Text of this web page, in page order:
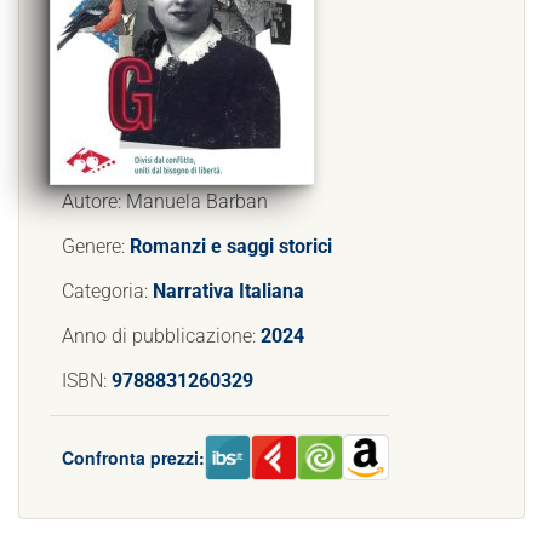
Autore: Manuela Barban
Genere: Romanzi e saggi storici
Categoria: Narrativa Italiana
Anno di pubblicazione: 2024
ISBN: 9788831260329
Confronta prezzi: